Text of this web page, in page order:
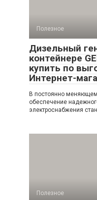
Полезное
Дизельный
контейнере
купить по
Интернет-
В постоянно
обеспечение
электроснабжения
Полезное